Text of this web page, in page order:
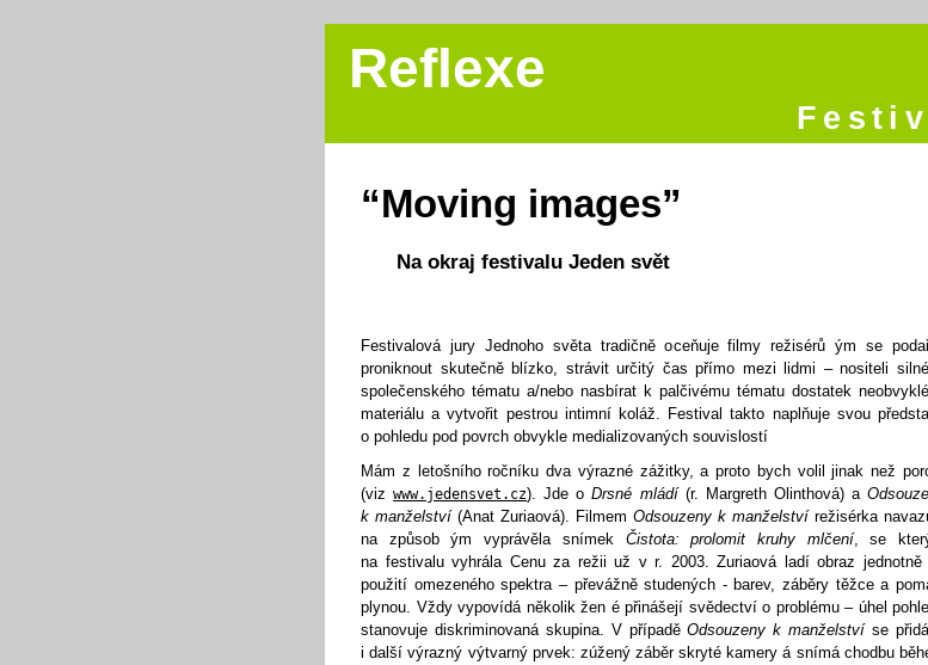
Reflexe
“Moving images”
Na okraj festivalu Jeden svět
Festivalová jury Jednoho světa tradičně oceňuje filmy režisérů ým se
proniknout skutečně blízko, strávit určitý čas přímo mezi lidmi – nositeli
společenského tématu a/nebo nasbírat k palčivému tématu dostatek
materiálu a vytvořit pestrou intimní koláž. Festival takto naplňuje svou
o pohledu pod povrch obvykle medializovaných souvislostí
Mám z letošního ročníku dva výrazné zážitky, a proto bych volil jinak než
(vizwww.jedensvet.cz). Jde oDrsné mládí(r. Margreth Olinthová) a
k manželství(Anat Zuriaová). Filmem Odsouzeny k manželstvírežisérka
na způsob ým vyprávěla snímek Čistota: prolomit kruhy mlčení, se
na festivalu vyhrála Cenu za režii už v r. 2003. Zuriaová ladí obraz jednotně
použití omezeného spektra – převážně studených - barev, záběry těžce a
plynou. Vždy vypovídá několik žen é přinášejí svědectví o problému – úhel
stanovuje diskriminovaná skupina. V případěOdsouzeny k manželstvíse
i další výrazný výtvarný prvek: zúžený záběr skryté kamery á snímá chodbu